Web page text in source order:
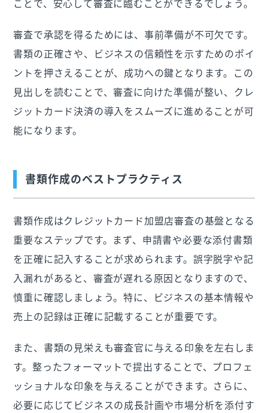
ことで、安心して審査に臨むことができるでしょう。
審査で承認を得るためには、事前準備が不可欠です。
書類の正確さや、ビジネスの信頼性を示すためのポイ
ントを押さえることが、成功への鍵となります。この
見出しを読むことで、審査に向けた準備が整い、クレ
ジットカード決済の導入をスムーズに進めることが可
能になります。
書類作成のベストプラクティス
書類作成はクレジットカード加盟店審査の基盤となる
重要なステップです。まず、申請書や必要な添付書類
を正確に記入することが求められます。誤字脱字や記
入漏れがあると、審査が遅れる原因となりますので、
慎重に確認しましょう。特に、ビジネスの基本情報や
売上の記録は正確に記載することが重要です。
また、書類の見栄えも審査官に与える印象を左右しま
す。整ったフォーマットで提出することで、プロフェ
ッショナルな印象を与えることができます。さらに、
必要に応じてビジネスの成長計画や市場分析を添付す